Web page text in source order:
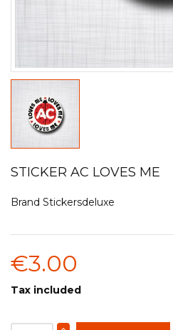
STICKER AC LOVES ME
Brand Stickersdeluxe
€3.00
Tax included